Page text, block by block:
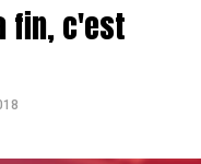
fin, c'est